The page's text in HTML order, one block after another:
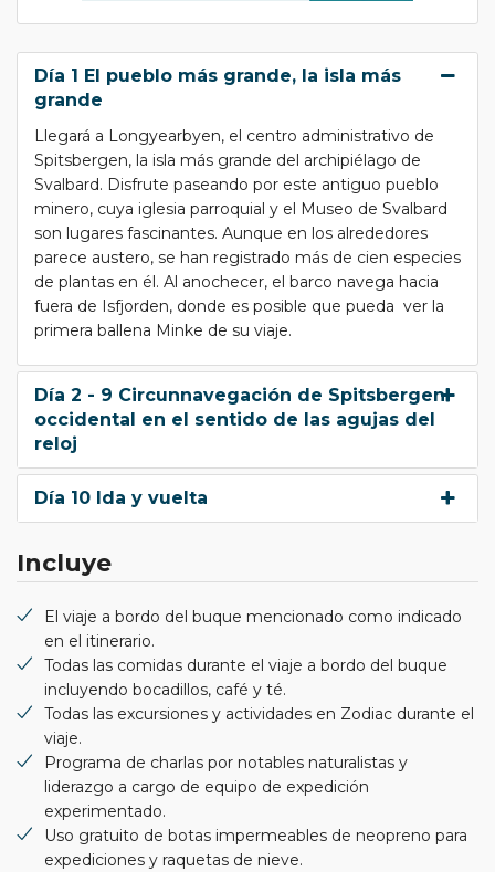
Día 1 El pueblo más grande, la isla más
grande
Llegará a Longyearbyen, el centro administrativo de
Spitsbergen, la isla más grande del archipiélago de
Svalbard. Disfrute paseando por este antiguo pueblo
minero, cuya iglesia parroquial y el Museo de Svalbard
son lugares fascinantes. Aunque en los alrededores
parece austero, se han registrado más de cien especies
de plantas en él. Al anochecer, el barco navega hacia
fuera de Isfjorden, donde es posible que pueda ver la
primera ballena Minke de su viaje.
Día 2 - 9 Circunnavegación de Spitsbergen
occidental en el sentido de las agujas del
reloj
Día 10 Ida y vuelta
Incluye
El viaje a bordo del buque mencionado como indicado
en el itinerario.
Todas las comidas durante el viaje a bordo del buque
incluyendo bocadillos, café y té.
Todas las excursiones y actividades en Zodiac durante el
viaje.
Programa de charlas por notables naturalistas y
liderazgo a cargo de equipo de expedición
experimentado.
Uso gratuito de botas impermeables de neopreno para
expediciones y raquetas de nieve.